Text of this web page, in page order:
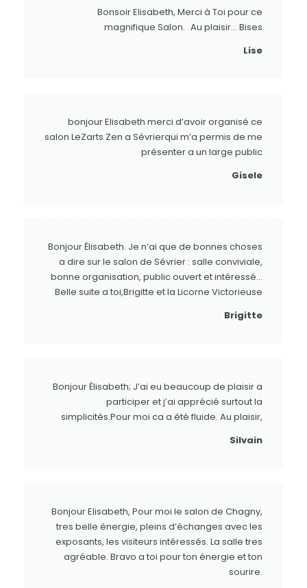
Bonsoir Elisabeth, Merci à Toi pour ce
magnifique Salon. Au plaisir… Bises
Lise
bonjour Elisabeth merci d’avoir organisé ce
salon LeZarts Zen a Sévrierqui m’a permis de me
présenter a un large public
Gisele
Bonjour Élisabeth. Je n’ai que de bonnes choses
a dire sur le salon de Sévrier : salle conviviale,
bonne organisation, public ouvert et intéressé…
Belle suite a toi,Brigitte et la Licorne Victorieuse
Brigitte
Bonjour Élisabeth; J’ai eu beaucoup de plaisir a
participer et j’ai apprécié surtout la
simplicités.Pour moi ca a été fluide. Au plaisir,
Silvain
Bonjour Elisabeth, Pour moi le salon de Chagny,
tres belle énergie, pleins d’échanges avec les
exposants, les visiteurs intéressés. La salle tres
agréable. Bravo a toi pour ton énergie et ton
sourire.